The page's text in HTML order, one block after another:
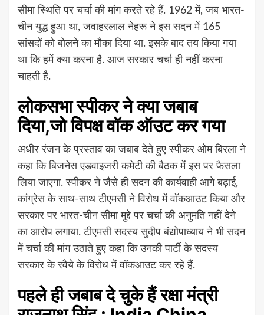
सीमा स्थिति पर चर्चा की मांग करते रहे हैं. 1962 में, जब भारत-
चीन युद्ध हुआ था, जवाहरलाल नेहरू ने इस सदन में 165
सांसदों को बोलने का मौका दिया था. इसके बाद तय किया गया
था कि हमें क्या करना है. आज सरकार चर्चा ही नहीं करना
चाहती है.
लोकसभा स्पीकर ने क्या जबाब
दिया,जो विपक्ष वॉक ऑउट कर गया
अधीर रंजन के प्रस्ताव का जबाब देते हुए स्पीकर ओम बिरला ने
कहा कि बिजनेस एडवाइजरी कमेटी की बैठक में इस पर फैसला
लिया जाएगा. स्पीकर ने जैसे ही सदन की कार्यवाही आगे बढ़ाई,
कांग्रेस के साथ-साथ टीएमसी ने विरोध में वॉकआउट किया और
सरकार पर भारत-चीन सीमा मुद्दे पर चर्चा की अनुमति नहीं देने
का आरोप लगाया. टीएमसी सदस्य सुदीप बंद्योपाध्याय ने भी सदन
में चर्चा की मांग उठाते हुए कहा कि उनकी पार्टी के सदस्य
सरकार के रवैये के विरोध में वॉकआउट कर रहे हैं.
पहले ही जबाब दे चुके हैं रक्षा मंत्री